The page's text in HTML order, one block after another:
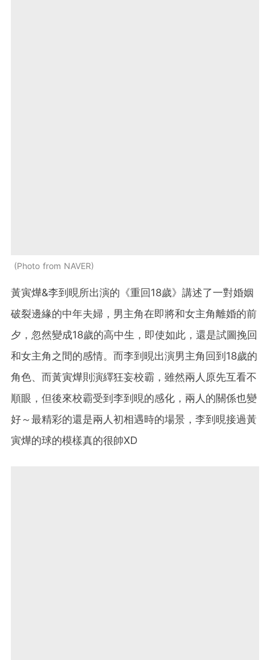
Photo from NAVER
黃寅燁&李到晛所出演的《重回18歲》講述了一對婚姻
破裂邊緣的中年夫婦，男主角在即將和女主角離婚的前
夕，忽然變成18歲的高中生，即使如此，還是試圖挽回
和女主角之間的感情。而李到晛出演男主角回到18歲的
角色、而黃寅燁則演繹狂妄校霸，雖然兩人原先互看不
順眼，但後來校霸受到李到晛的感化，兩人的關係也變
好～最精彩的還是兩人初相遇時的場景，李到晛接過黃
寅燁的球的模樣真的很帥XD